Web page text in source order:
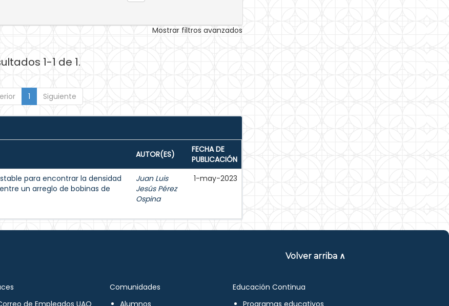
Mostrar filtros avanzados
1-1 de 1.
1 Siguiente
AUTOR(ES)
FECHA DE
PUBLICACIÓN
para encontrar la densidad
un arreglo de bobinas de
Juan Luis
Jesús Pérez
Ospina
1-may-2023
Volver arriba ∧
de Empleados UAQ
Comunidades
Alumnos
Educación Continua
Programas educativos